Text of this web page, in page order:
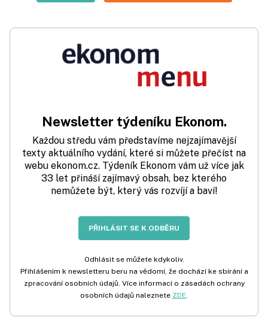
Newsletter týdeníku Ekonom.
Každou středu vám představíme nejzajímavější
texty aktuálního vydání, které si můžete přečíst na
webu ekonom.cz. Týdeník Ekonom vám už více jak
33 let přináší zajímavý obsah, bez kterého
nemůžete být, který vás rozvíjí a baví!
PŘIHLÁSIT SE K ODBĚRU
Odhlásit se můžete kdykoliv.
Přihlášením k newsletteru beru na vědomí, že dochází ke sbírání a
zpracování osobních údajů. Více informací o zásadách ochrany
osobních údajů naleznete ZDE.